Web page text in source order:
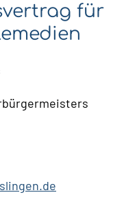
für